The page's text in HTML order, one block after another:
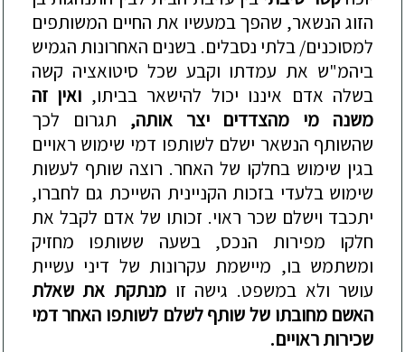
הזוג הנשאר, שהפך במעשיו את החיים המשותפים
למסוכנים/ בלתי נסבלים. בשנים האחרונות הגמיש
ביהמ"ש את עמדתו וקבע שכל סיטואציה קשה
בשלה אדם איננו יכול להישאר בביתו, ואין זה
משנה מי מהצדדים יצר אותה, תגרום לכך
שהשותף הנשאר ישלם לשותפו דמי שימוש ראויים
בגין שימוש בחלקו של האחר. רוצה שותף לעשות
שימוש בלעדי בזכות הקניינית השייכת גם לחברו,
יתכבד וישלם שכר ראוי. זכותו של אדם לקבל את
חלקו מפירות הנכס, בשעה ששותפו מחזיק
ומשתמש בו, מיישמת עקרונות של דיני עשיית
עושר ולא במשפט. גישה זו מנתקת את שאלת
האשם מחובתו של שותף לשלם לשותפו האחר דמי
שכירות ראויים.